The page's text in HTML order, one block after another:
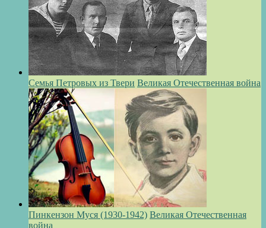
Семья Петровых из Твери Великая Отечественная война
Пинкензон Муся (1930-1942) Великая Отечественная
война